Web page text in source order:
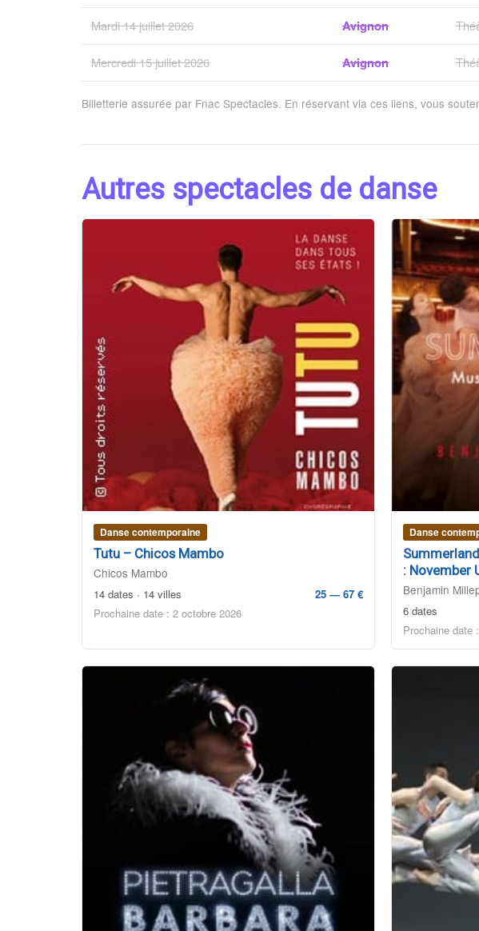
Mardi 14 juillet 2026 Avignon
Mercredi 15 juillet 2026 Avignon
Billetterie assurée par Fnac Spectacles. En réservant via ces liens, vous
Autres spectacles de danse
Danse contemporaine
Tutu – Chicos Mambo
Chicos Mambo
14 dates · 14 villes
25 — 67 €
Prochaine date : 2 octobre 2026
Danse
: November
Benjamin
6 dates
Prochaine date